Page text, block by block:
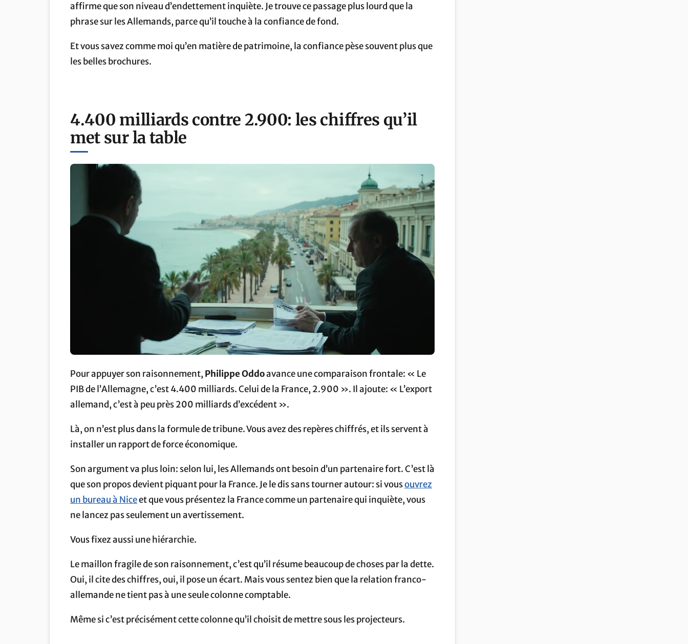
affirme que son niveau d’endettement inquiète. Je trouve ce passage plus lourd que la
phrase sur les Allemands, parce qu’il touche à la confiance de fond.
Et vous savez comme moi qu’en matière de patrimoine, la confiance pèse souvent plus que
les belles brochures.
4.400 milliards contre 2.900: les chiffres qu’il
met sur la table
Pour appuyer son raisonnement, Philippe Oddoavance une comparaison frontale: « Le
PIB de l’Allemagne, c’est 4.400 milliards. Celui de la France, 2.900 ». Il ajoute: « L’export
allemand, c’est à peu près 200 milliards d’excédent ».
Là, on n’est plus dans la formule de tribune. Vous avez des repères chiffrés, et ils servent à
installer un rapport de force économique.
Son argument va plus loin: selon lui, les Allemands ont besoin d’un partenaire fort. C’est là
que son propos devient piquant pour la France. Je le dis sans tourner autour: si vousouvrez
un bureau à Niceet que vous présentez la France comme un partenaire qui inquiète, vous
ne lancez pas seulement un avertissement.
Vous fixez aussi une hiérarchie.
Le maillon fragile de son raisonnement, c’est qu’il résume beaucoup de choses par la dette.
Oui, il cite des chiffres, oui, il pose un écart. Mais vous sentez bien que la relation franco-
allemande ne tient pas à une seule colonne comptable.
Même si c’est précisément cette colonne qu’il choisit de mettre sous les projecteurs.